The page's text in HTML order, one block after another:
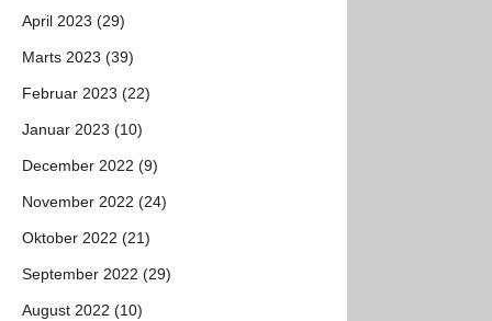
April 2023 (29)
Marts 2023 (39)
Februar 2023 (22)
Januar 2023 (10)
December 2022 (9)
November 2022 (24)
Oktober 2022 (21)
September 2022 (29)
August 2022 (10)